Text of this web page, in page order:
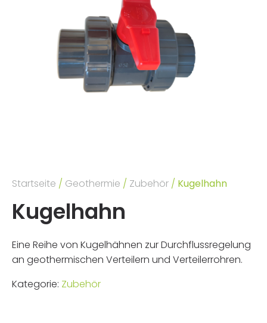
Startseite / Geothermie / Zubehör / Kugelhahn
Kugelhahn
Eine Reihe von Kugelhähnen zur Durchflussregelung
an geothermischen Verteilern und Verteilerrohren.
Kategorie: Zubehör